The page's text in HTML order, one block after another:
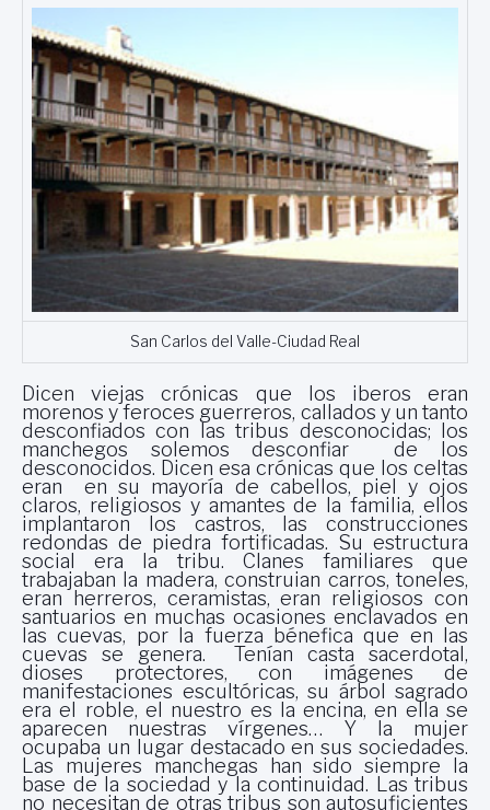
San Carlos del Valle-Ciudad Real
Dicen viejas crónicas que los iberos eran
morenos y feroces guerreros, callados y un tanto
desconfiados con las tribus desconocidas; los
manchegos solemos desconfiar de los
desconocidos. Dicen esa crónicas que los celtas
eran en su mayoría de cabellos, piel y ojos
claros, religiosos y amantes de la familia, ellos
implantaron los castros, las construcciones
redondas de piedra fortificadas. Su estructura
social era la tribu. Clanes familiares que
trabajaban la madera, construian carros, toneles,
eran herreros, ceramistas, eran religiosos con
santuarios en muchas ocasiones enclavados en
las cuevas, por la fuerza bénefica que en las
cuevas se genera. Tenían casta sacerdotal,
dioses protectores, con imágenes de
manifestaciones escultóricas, su árbol sagrado
era el roble, el nuestro es la encina, en ella se
aparecen nuestras vírgenes… Y la mujer
ocupaba un lugar destacado en sus sociedades.
Las mujeres manchegas han sido siempre la
base de la sociedad y la continuidad. Las tribus
no necesitan de otras tribus son autosuficientes